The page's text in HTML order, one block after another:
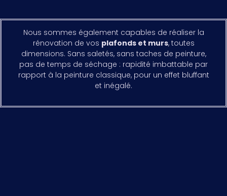
Nous sommes également capables de réaliser la
rénovation de vos plafonds et murs, toutes
dimensions. Sans saletés, sans taches de peinture,
pas de temps de séchage : rapidité imbattable par
rapport à la peinture classique, pour un effet bluffant
et inégalé.